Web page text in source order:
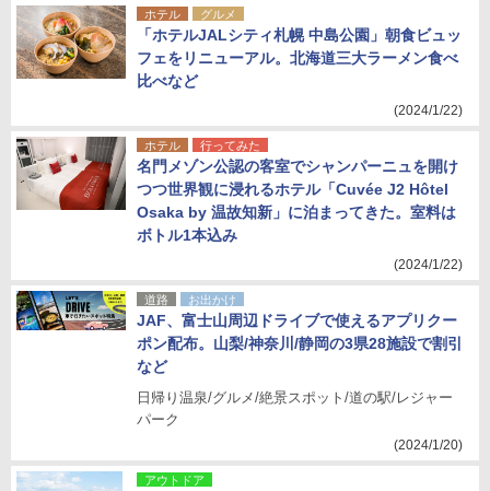
ホテル グルメ
「ホテルJALシティ札幌 中島公園」朝食ビュッ
フェをリニューアル。北海道三大ラーメン食べ
比べなど
(2024/1/22)
ホテル 行ってみた
名門メゾン公認の客室でシャンパーニュを開け
つつ世界観に浸れるホテル「Cuvée J2 Hôtel
Osaka by 温故知新」に泊まってきた。室料は
ボトル1本込み
(2024/1/22)
道路 お出かけ
JAF、富士山周辺ドライブで使えるアプリクー
ポン配布。山梨/神奈川/静岡の3県28施設で割引
など
日帰り温泉/グルメ/絶景スポット/道の駅/レジャー
パーク
(2024/1/20)
アウトドア